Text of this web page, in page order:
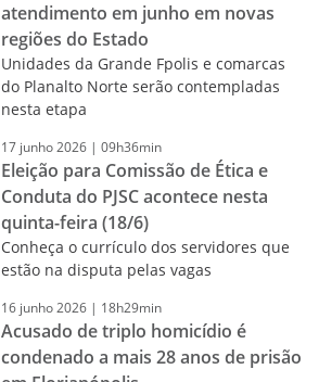
atendimento em junho em novas
regiões do Estado
Unidades da Grande Fpolis e comarcas
do Planalto Norte serão contempladas
nesta etapa
17 junho2026 | 09h36min
Eleição para Comissão de Ética e
Conduta do PJSC acontece nesta
quinta-feira (18/6)
Conheça o currículo dos servidores que
estão na disputa pelas vagas
16 junho2026 | 18h29min
Acusado de triplo homicídio é
condenado a mais 28 anos de prisão